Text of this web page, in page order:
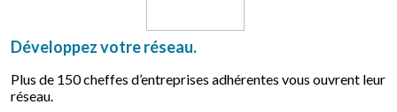
Développez votre réseau.
Plus de 150 cheffes d’entreprises adhérentes vous ouvrent leur
réseau.